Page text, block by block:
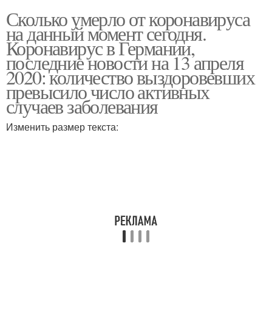
Сколько умерло от коронавируса
на данный момент сегодня.
Коронавирус в Германии,
последние новости на 13 апреля
2020: количество выздоровевших
превысило число активных
случаев заболевания
Изменить размер текста: